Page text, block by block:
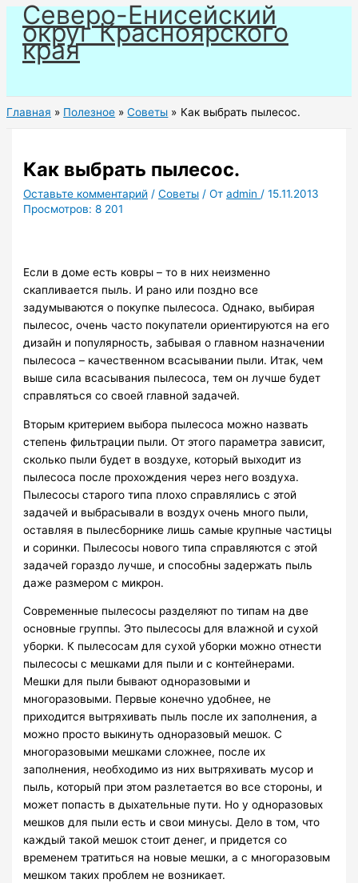
Перейти
содержимому
Северо-Енисейский
округ Красноярского
края
Главная Полезное Советы Как выбрать пылесос.
Как выбрать пылесос.
Оставьте комментарий /Советы / Отadmin /15.11.2013
Просмотров: 8 201
Если в доме есть ковры – то в них неизменно
скапливается пыль. И рано или поздно все
задумываются о покупке пылесоса. Однако, выбирая
пылесос, очень часто покупатели ориентируются на его
дизайн и популярность, забывая о главном назначении
пылесоса – качественном всасывании пыли. Итак, чем
выше сила всасывания пылесоса, тем он лучше будет
справляться со своей главной задачей.
Вторым критерием выбора пылесоса можно назвать
степень фильтрации пыли. От этого параметра зависит,
сколько пыли будет в воздухе, который выходит из
пылесоса после прохождения через него воздуха.
Пылесосы старого типа плохо справлялись с этой
задачей и выбрасывали в воздух очень много пыли,
оставляя в пылесборнике лишь самые крупные частицы
и соринки. Пылесосы нового типа справляются с этой
задачей гораздо лучше, и способны задержать пыль
даже размером с микрон.
Современные пылесосы разделяют по типам на две
основные группы. Это пылесосы для влажной и сухой
уборки. К пылесосам для сухой уборки можно отнести
пылесосы с мешками для пыли и с контейнерами.
Мешки для пыли бывают одноразовыми и
многоразовыми. Первые конечно удобнее, не
приходится вытряхивать пыль после их заполнения, а
можно просто выкинуть одноразовый мешок. С
многоразовыми мешками сложнее, после их
заполнения, необходимо из них вытряхивать мусор и
пыль, который при этом разлетается во все стороны, и
может попасть в дыхательные пути. Но у одноразовых
мешков для пыли есть и свои минусы. Дело в том, что
каждый такой мешок стоит денег, и придется со
временем тратиться на новые мешки, а с многоразовым
мешком таких проблем не возникает.